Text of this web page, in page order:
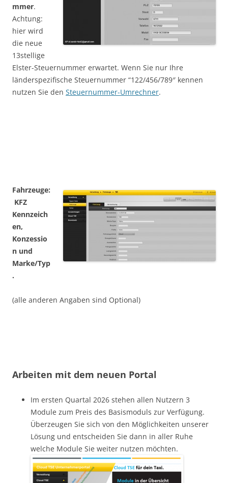
mmer.
Achtung:
hier wird
die neue
13stellige
Elster-Steuernummer erwartet. Wenn Sie nur Ihre
länderspezifische Steuernummer “122/456/789″ kennen
nutzen Sie den Steuernummer-Umrechner.
Fahrzeuge:
KFZ
Kennzeich
en,
Konzessio
n und
Marke/Typ
.
(alle anderen Angaben sind Optional)
Arbeiten mit dem neuen Portal
Im ersten Quartal 2026 stehen allen Nutzern 3
Module zum Preis des Basismoduls zur Verfügung.
Überzeugen Sie sich von den Möglichkeiten unserer
Lösung und entscheiden Sie dann in aller Ruhe
welche Module Sie weiter nutzen möchten.